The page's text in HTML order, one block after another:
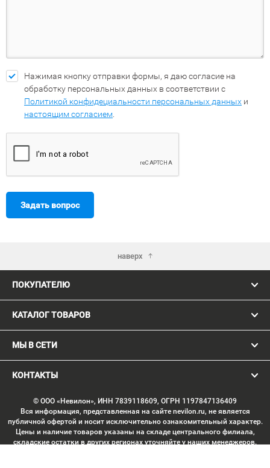
Нажимая кнопку отправки формы, я даю согласие на
обработку персональных данных в соответствии с
Политикой конфидециальности персональных данных и
настоящим согласием
Задать вопрос
наверх
ПОКУПАТЕЛЮ
КАТАЛОГ ТОВАРОВ
МЫ В СЕТИ
КОНТАКТЫ
© ООО «Невилон», ИНН 7839118609, ОГРН 1197847136409
Вся информация, представленная на сайте nevilon.ru, не является
публичной офертой и носит исключительно ознакомительный характер.
Цены и наличие товаров указаны на складе центрального филиала,
складские остатки в других регионах уточняйте у наших менеджеров.